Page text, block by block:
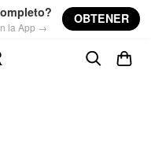
la App →
OBTENER